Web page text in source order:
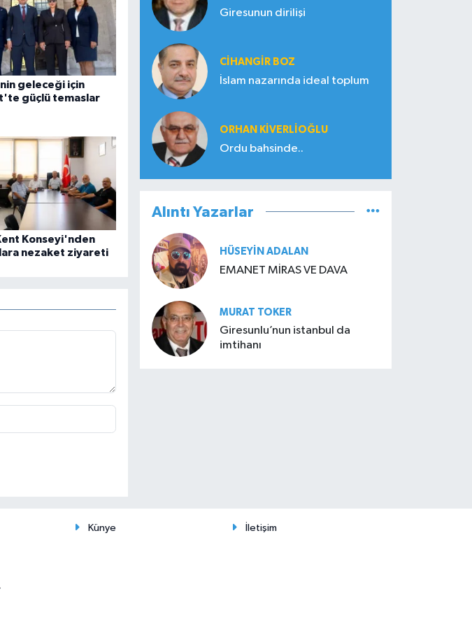
geleceği için
güçlü temaslar
Konseyi'nden
nezaket ziyareti
Giresunun dirilişi
CIHANGIR BOZ
İslam nazarında ideal toplum
ORHAN KIVERLIOĞLU
Ordu bahsinde..
Alıntı Yazarlar
HÜSEYIN ADALAN
EMANET MİRAS VE DAVA
MURAT TOKER
Giresunlu’nun istanbul da
imtihanı
Künye İletişim